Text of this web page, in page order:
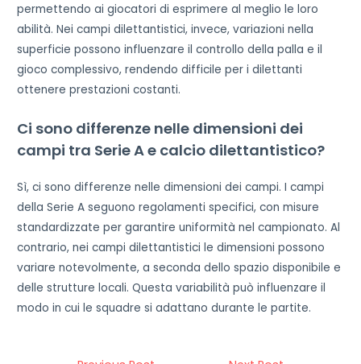
permettendo ai giocatori di esprimere al meglio le loro
abilità. Nei campi dilettantistici, invece, variazioni nella
superficie possono influenzare il controllo della palla e il
gioco complessivo, rendendo difficile per i dilettanti
ottenere prestazioni costanti.
Ci sono differenze nelle dimensioni dei
campi tra Serie A e calcio dilettantistico?
Sì, ci sono differenze nelle dimensioni dei campi. I campi
della Serie A seguono regolamenti specifici, con misure
standardizzate per garantire uniformità nel campionato. Al
contrario, nei campi dilettantistici le dimensioni possono
variare notevolmente, a seconda dello spazio disponibile e
delle strutture locali. Questa variabilità può influenzare il
modo in cui le squadre si adattano durante le partite.